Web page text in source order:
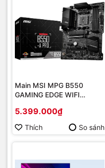
Main MSI MPG B550
GAMING EDGE WIFI
Socket AM4/ VGA
onboard)
5.399.000₫
Thích So sánh